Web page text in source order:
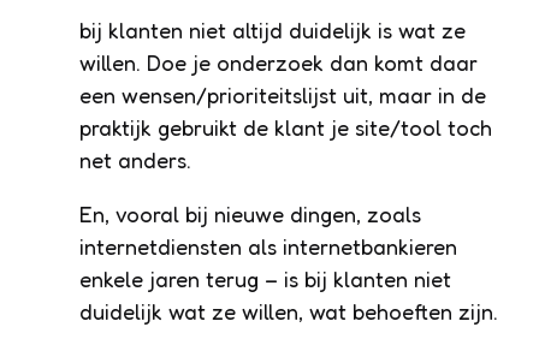
bij klanten niet altijd duidelijk is wat ze
willen. Doe je onderzoek dan komt daar
een wensen/prioriteitslijst uit, maar in de
praktijk gebruikt de klant je site/tool toch
net anders.
En, vooral bij nieuwe dingen, zoals
internetdiensten als internetbankieren
enkele jaren terug – is bij klanten niet
duidelijk wat ze willen, wat behoeften zijn.